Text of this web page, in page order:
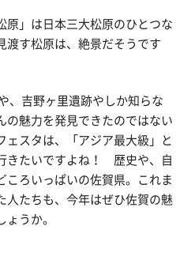
原」は日本三大松原のひとつな
渡す松原は、絶景だそうです
、吉野ヶ里遺跡やしか知らな
魅力を発見できたのではない
ェスタは、「アジア最大級」と
きたいですよね！ 歴史や、自
ころいっぱいの佐賀県。これま
人たちも、今年はぜひ佐賀の魅
ょうか。